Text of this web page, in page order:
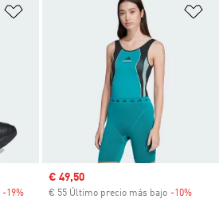
Añadir a la lista de deseos
-19% Descuento
Precio de venta
€ 49,50
€ 55 Último precio más bajo -10%